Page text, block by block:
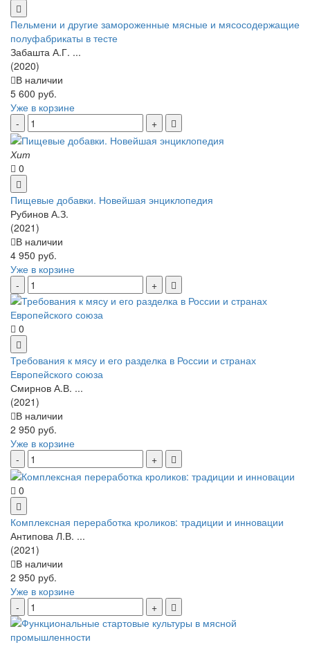
Пельмени и другие замороженные мясные и мясосодержащие
полуфабрикаты в тесте
Забашта А.Г. ...
(2020)
В наличии
5 600 руб.
Уже в корзине
Хит
0
Пищевые добавки. Новейшая энциклопедия
Рубинов А.З.
(2021)
В наличии
4 950 руб.
Уже в корзине
0
Требования к мясу и его разделка в России и странах
Европейского союза
Смирнов А.В. ...
(2021)
В наличии
2 950 руб.
Уже в корзине
0
Комплексная переработка кроликов: традиции и инновации
Антипова Л.В. ...
(2021)
В наличии
2 950 руб.
Уже в корзине